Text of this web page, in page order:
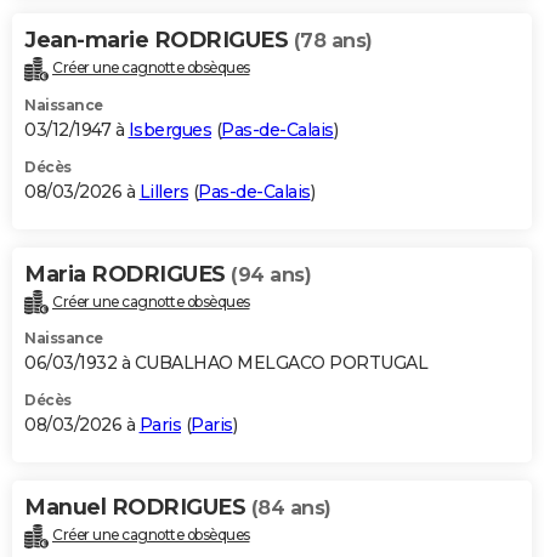
Jean-marie RODRIGUES (78 ans)
Créer une cagnotte obsèques
Naissance
03/12/1947 à Isbergues (Pas-de-Calais)
Décès
08/03/2026 à Lillers (Pas-de-Calais)
Maria RODRIGUES (94 ans)
Créer une cagnotte obsèques
Naissance
06/03/1932 à CUBALHAO MELGACO PORTUGAL
Décès
08/03/2026 à Paris (Paris)
Manuel RODRIGUES (84 ans)
Créer une cagnotte obsèques